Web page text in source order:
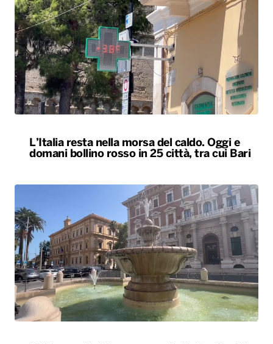
L’Italia resta nella morsa del caldo. Oggi e
domani bollino rosso in 25 città, tra cui Bari